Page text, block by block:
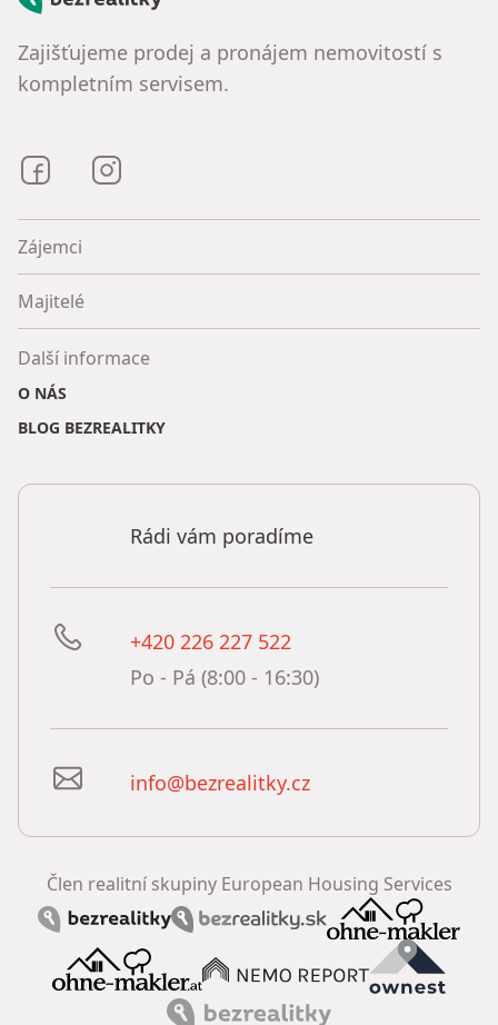
Zajišťujeme prodej a pronájem nemovitostí s
kompletním servisem.
Bezrealitky na Facebooku
Zájemci
Majitelé
Další informace
O NÁS
BLOG BEZREALITKY
Rádi vám poradíme
+420 226 227 522
Po - Pá (8:00 - 16:30)
info@bezrealitky.cz
Člen realitní skupiny European Housing Services